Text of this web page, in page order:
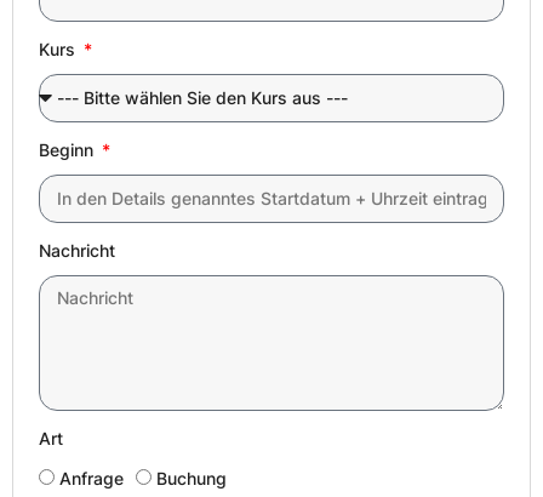
Kurs
Beginn
Nachricht
Art
Anfrage
Buchung